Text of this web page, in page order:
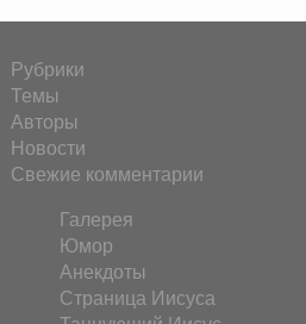
Рубрики
Темы
Авторы
Новости
Свежие комментарии
Галерея
Юмор
Анекдоты
Страница Иисуса